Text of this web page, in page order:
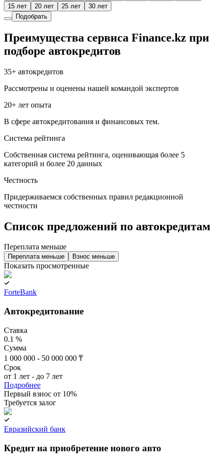
15 лет
20 лет 25 лет
30 лет
Подобрать
Преимущества сервиса Finance.kz при
подборе автокредитов
35+ автокредитов
Рассмотрены и оценены нашей командой экспертов
20+ лет опыта
В сфере автокредитования и финансовых тем.
Система рейтинга
Собственная система рейтинга, оценивающая более 5
категорий и более 20 данных
Честность
Придерживаемся собственных правил редакционной
честности
Список предложений по автокредитам
Переплата меньше
Переплата меньше Взнос меньше
Показать просмотренные
ForteBank
Автокредитование
Ставка
0.1 %
Сумма
1 000 000 - 50 000 000 ₸
Срок
от 1 лет - до 7 лет
Подробнее
Первый взнос от 10%
Требуется залог
Евразийский банк
Кредит на приобретение нового авто